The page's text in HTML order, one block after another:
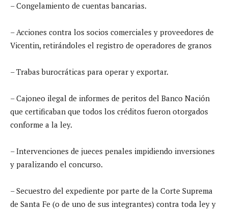
– Congelamiento de cuentas bancarias.
– Acciones contra los socios comerciales y proveedores de
Vicentin, retirándoles el registro de operadores de granos
– Trabas burocráticas para operar y exportar.
– Cajoneo ilegal de informes de peritos del Banco Nación
que certificaban que todos los créditos fueron otorgados
conforme a la ley.
– Intervenciones de jueces penales impidiendo inversiones
y paralizando el concurso.
– Secuestro del expediente por parte de la Corte Suprema
de Santa Fe (o de uno de sus integrantes) contra toda ley y